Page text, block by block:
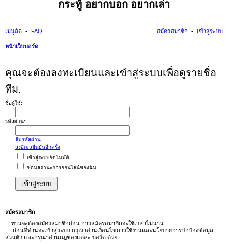
กระทู้ อยากบอก อยากเล่า
เมนูลัด FAQ เข้าสู่ระบบ
สมัครสมาชิก
หน้าเว็บบอร์ด
คุณจะต้องลงทะเบียนและเข้าสู่ระบบเพื่อดูรายชื่อ
ทีม.
ชื่อผู้ใช้:
รหัสผ่าน:
ลืมรหัสผ่าน
ส่งอีเมลยืนยันอีกครั้ง
เข้าสู่ระบบอัตโนมัติ
ซ่อนสถานะการออนไลน์ของฉัน
สมัครสมาชิก
ท่านจะต้องสมัครสมาชิกก่อน การสมัครสมาชิกจะใช้เวลาไม่นาน
ก่อนที่ท่านจะเข้าสู่ระบบ กรุณาอ่านเงื่อนไขการใช้งานและนโยบายการปกป้องข้อมูล
ส่วนตัว และกรุณาอ่านกฎของแต่ละ บอร์ด ด้วย